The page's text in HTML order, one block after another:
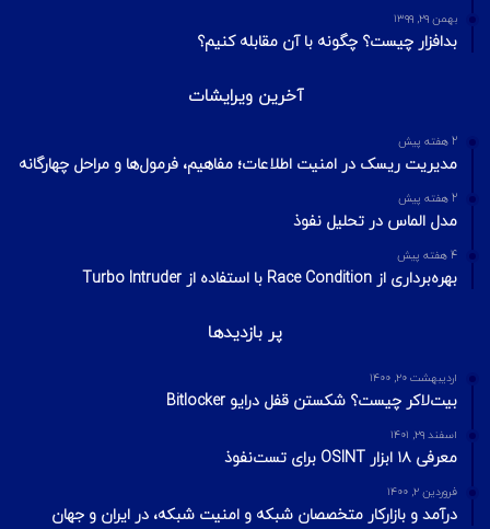
بهمن ۲۹, ۱۳۹۹
بدافزار چیست؟ چگونه با آن مقابله کنیم؟
آخرین ویرایشات
2 هفته پیش
مدیریت ریسک در امنیت اطلاعات؛ مفاهیم، فرمول‌ها و مراحل چهارگانه
2 هفته پیش
مدل الماس در تحلیل نفوذ
4 هفته پیش
بهره‌برداری از Race Condition با استفاده از Turbo Intruder
پر بازدیدها
اردیبهشت ۲۰, ۱۴۰۰
بیت‌لاکر چیست؟ شکستن قفل درایو Bitlocker
اسفند ۲۹, ۱۴۰۱
معرفی ۱۸ ابزار OSINT برای تست‌نفوذ
فروردین ۲, ۱۴۰۰
درآمد و بازارکار متخصصان شبکه و امنیت شبکه، در ایران و جهان